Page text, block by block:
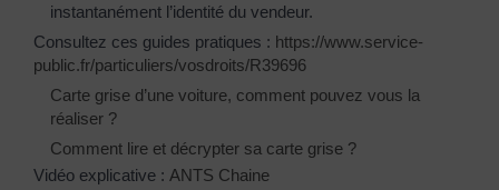
instantanément l’identité du vendeur.
Consultez ces guides pratiques : https://www.service-
public.fr/particuliers/vosdroits/R39696
Carte grise d’une voiture, comment pouvez vous la
réaliser ?
Comment lire et décrypter sa carte grise ?
Vidéo explicative : ANTS Chaine